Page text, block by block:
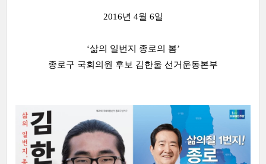
2016년 4월 6일
‘삶의 일번지 종로의 봄’
종로구 국회의원 후보 김한울 선거운동본부